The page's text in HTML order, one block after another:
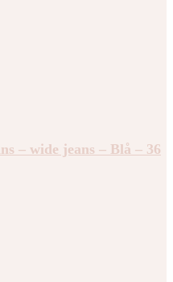
– wide jeans – Blå – 36